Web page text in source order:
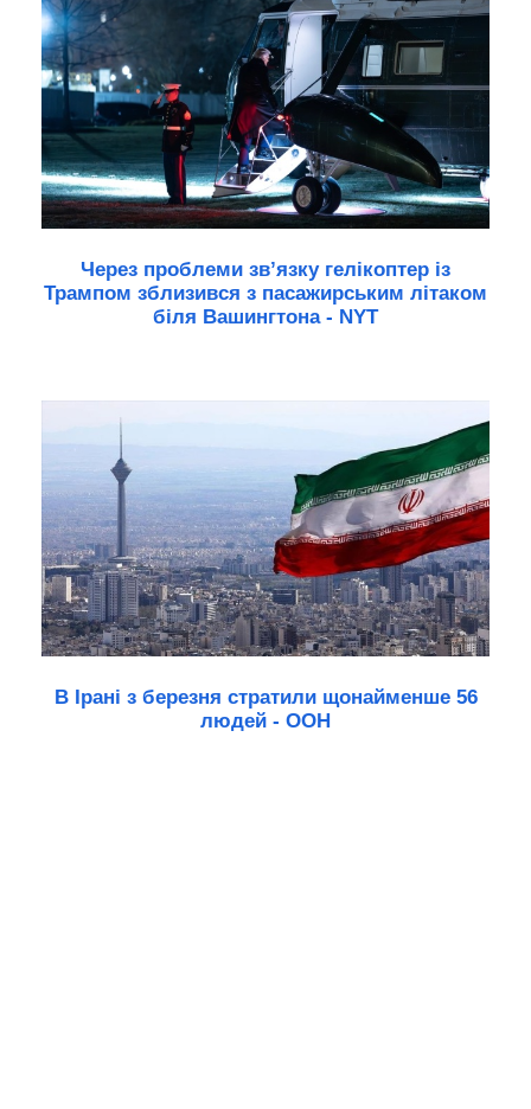
Через проблеми зв’язку гелікоптер із
Трампом зблизився з пасажирським літаком
біля Вашингтона - NYT
В Ірані з березня стратили щонайменше 56
людей - ООН